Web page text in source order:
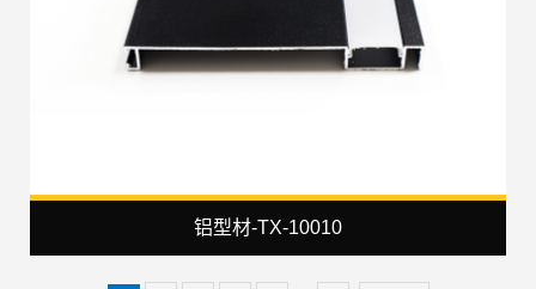
铝型材-TX-10010